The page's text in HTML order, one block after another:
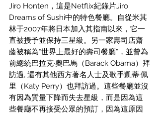
Jiro Honten，這是Netflix紀錄片Jiro
Dreams of Sushi中的特色餐廳。自從米其
林于2007年將日本加入其指南以來，它一
直被授予並保持三星級。另一家壽司店齋
藤被稱為“世界上最好的壽司餐廳”，並曾為
前總統巴拉克·奧巴馬（Barack Obama）拜
訪過, 還有其他西方著名人士及歌手凱蒂·佩
里（Katy Perry）也拜訪過。這些餐廳並沒
有因為質量下降而失去星級，而是因為這
些餐廳不再接受公眾的預訂，因為這原因